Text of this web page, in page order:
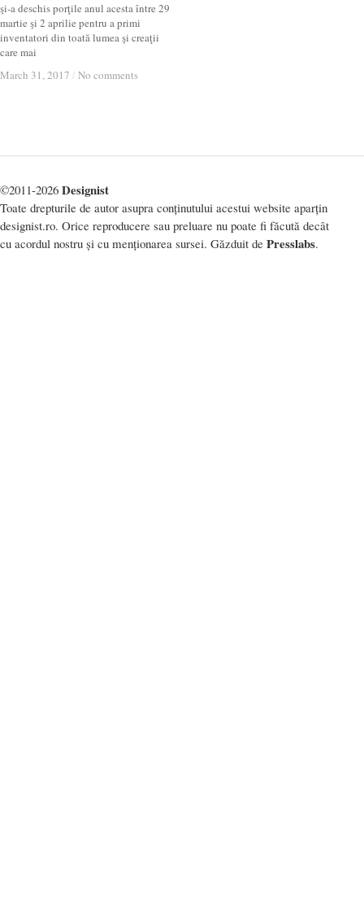
şi-a deschis porţile anul acesta între 29
martie şi 2 aprilie pentru a primi
inventatori din toată lumea şi creaţii
care mai
March 31, 2017 / No comments
March 31, 2017 / No comments
©2011-2026 Designist
Toate drepturile de autor asupra conținutului acestui website aparțin
designist.ro. Orice reproducere sau preluare nu poate fi făcută decât
cu acordul nostru și cu menționarea sursei. Găzduit de Presslabs.